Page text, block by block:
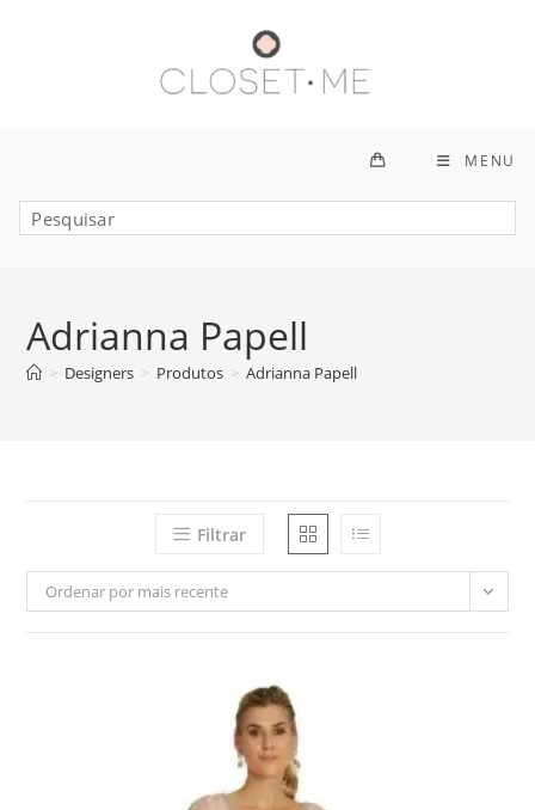
MENU
Adrianna Papell
> Designers > Produtos > Adrianna Papell
Filtrar
Ordenar por mais recente